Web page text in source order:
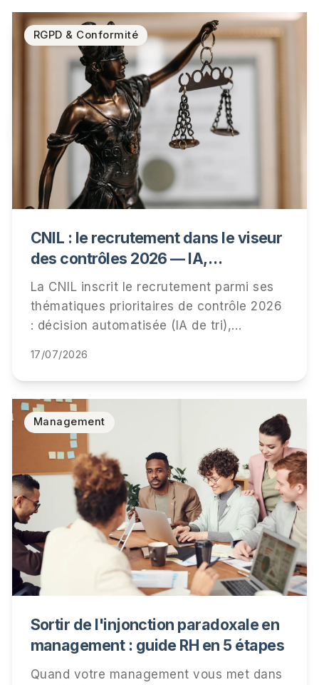
RGPD & Conformité
CNIL : le recrutement dans le viseur
des contrôles 2026 — IA,
information des candidats,
conservation des données
La CNIL inscrit le recrutement parmi ses
thématiques prioritaires de contrôle 2026
: décision automatisée (IA de tri),
conservation. Qui est visé, ce qui sera
vérifié, et la checklist pour être prêt.
17/07/2026
Management
Sortir de l'injonction paradoxale en
management : guide RH en 5 étapes
Quand votre management vous met dans